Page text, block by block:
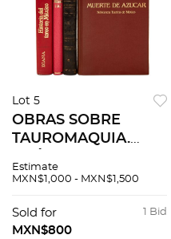
Lot 5
OBRAS SOBRE
TAUROMAQUIA.
TOROS / PONCIANO
DEL TOREO EN
MÉXICO / MUERTE
Estimate
MXN$1,000 - MXN$1,500
1 Bid
Sold for
MXN$800